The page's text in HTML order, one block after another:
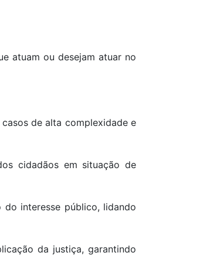
atuam ou desejam atuar no
de alta complexidade e
cidadãos em situação de
do interesse público, lidando
da justiça, garantindo